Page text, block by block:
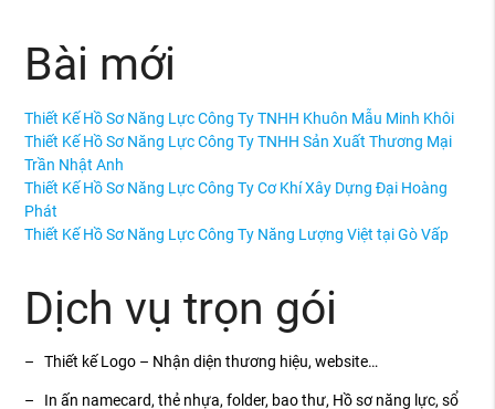
Bài mới
Thiết Kế Hồ Sơ Năng Lực Công Ty TNHH Khuôn Mẫu Minh Khôi
Thiết Kế Hồ Sơ Năng Lực Công Ty TNHH Sản Xuất Thương Mại
Trần Nhật Anh
Thiết Kế Hồ Sơ Năng Lực Công Ty Cơ Khí Xây Dựng Đại Hoàng
Phát
Thiết Kế Hồ Sơ Năng Lực Công Ty Năng Lượng Việt tại Gò Vấp
Dịch vụ trọn gói
– Thiết kế Logo – Nhận diện thương hiệu, website…
– In ấn namecard, thẻ nhựa, folder, bao thư, Hồ sơ năng lực, sổ